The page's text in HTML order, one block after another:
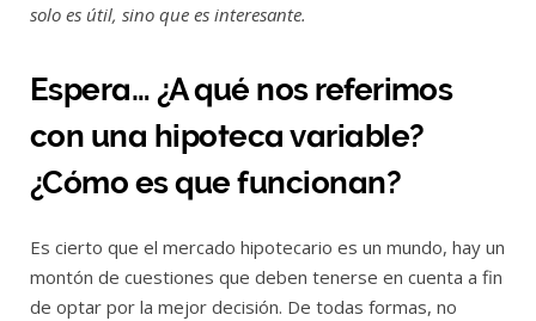
solo es útil, sino que es interesante.
Espera… ¿A qué nos referimos
con una hipoteca variable?
¿Cómo es que funcionan?
Es cierto que el mercado hipotecario es un mundo, hay un
montón de cuestiones que deben tenerse en cuenta a fin
de optar por la mejor decisión. De todas formas, no